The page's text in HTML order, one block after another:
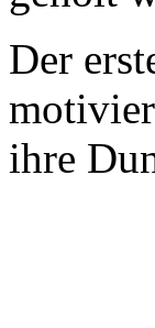
Der
ihre